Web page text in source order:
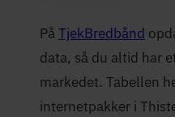
PåTjekBredbånd
data, så du altid har
markedet. Tabellen
internetpakker i